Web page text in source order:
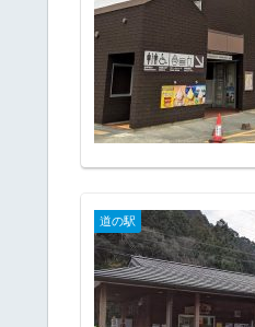
道の駅